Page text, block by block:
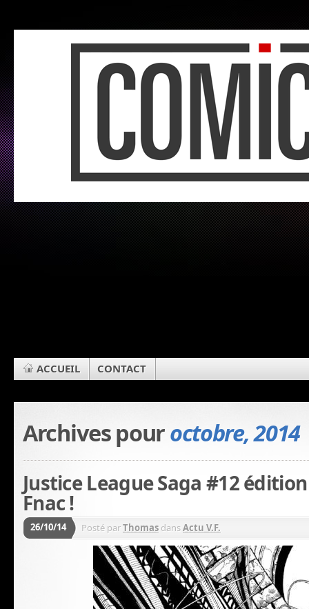
ACCUEIL CONTACT
Archives pouroctobre, 2014
Justice League Saga #12
Fnac !
26/10/14 Posté parThomas dansActu V.F.